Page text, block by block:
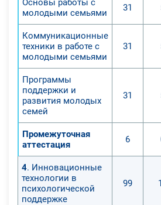
Основы работы с
молодыми семьями
31
Коммуникационные
техники в работе с
молодыми семьями
31
Программы
поддержки и
развития молодых
семей
31
Промежуточная
аттестация
6
4. Инновационные
технологии в
психологической
поддержке
99